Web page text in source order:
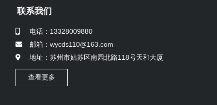
联系我们
电话：13328009880
邮箱：wycds110@163.com
地址：苏州市姑苏区南园北路118号天和大厦
查看更多